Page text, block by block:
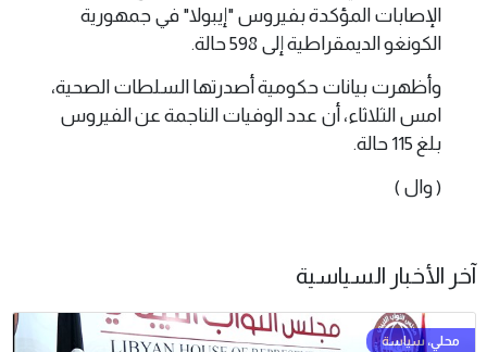
الإصابات المؤكدة بفيروس "إيبولا" في جمهورية
الكونغو الديمقراطية إلى 598 حالة.
وأظهرت بيانات حكومية أصدرتها السلطات الصحية،
امس الثلاثاء، أن عدد الوفيات الناجمة عن الفيروس
بلغ 115 حالة.
( وال )
آخر الأخبار السياسية